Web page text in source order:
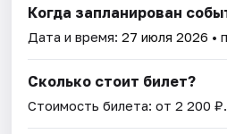
Когда запланирован
Дата и время:27 июля 2026 •
Сколько стоит билет?
Стоимость билета: от 2 200 ₽.